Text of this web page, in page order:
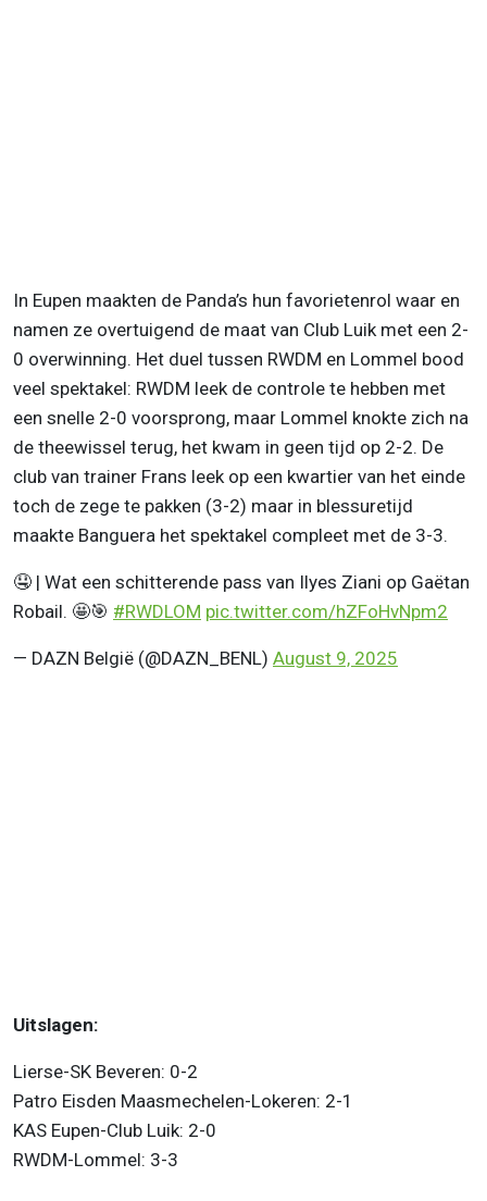
In Eupen maakten de Panda’s hun favorietenrol waar en
namen ze overtuigend de maat van Club Luik met een 2-
0 overwinning. Het duel tussen RWDM en Lommel bood
veel spektakel: RWDM leek de controle te hebben met
een snelle 2-0 voorsprong, maar Lommel knokte zich na
de theewissel terug, het kwam in geen tijd op 2-2. De
club van trainer Frans leek op een kwartier van het einde
toch de zege te pakken (3-2) maar in blessuretijd
maakte Banguera het spektakel compleet met de 3-3.
🤤 | Wat een schitterende pass van Ilyes Ziani op Gaëtan
Robail. 🤩🎯 #RWDLOM pic.twitter.com/hZFoHvNpm2
— DAZN België (@DAZN_BENL) August 9, 2025
Uitslagen:
Lierse-SK Beveren: 0-2
Patro Eisden Maasmechelen-Lokeren: 2-1
KAS Eupen-Club Luik: 2-0
RWDM-Lommel: 3-3